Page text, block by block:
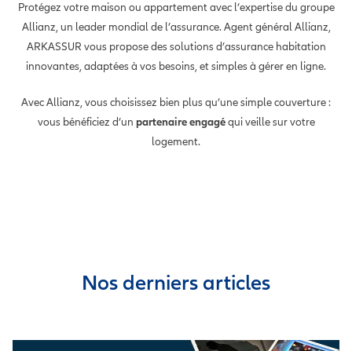
Protégez votre maison ou appartement avec l’expertise du groupe
Allianz, un leader mondial de l’assurance. Agent général Allianz,
ARKASSUR vous propose des solutions d’assurance habitation
innovantes, adaptées à vos besoins, et simples à gérer en ligne.
Avec Allianz, vous choisissez bien plus qu’une simple couverture :
vous bénéficiez d’un partenaire engagéqui veille sur votre
logement.
Nos derniers articles